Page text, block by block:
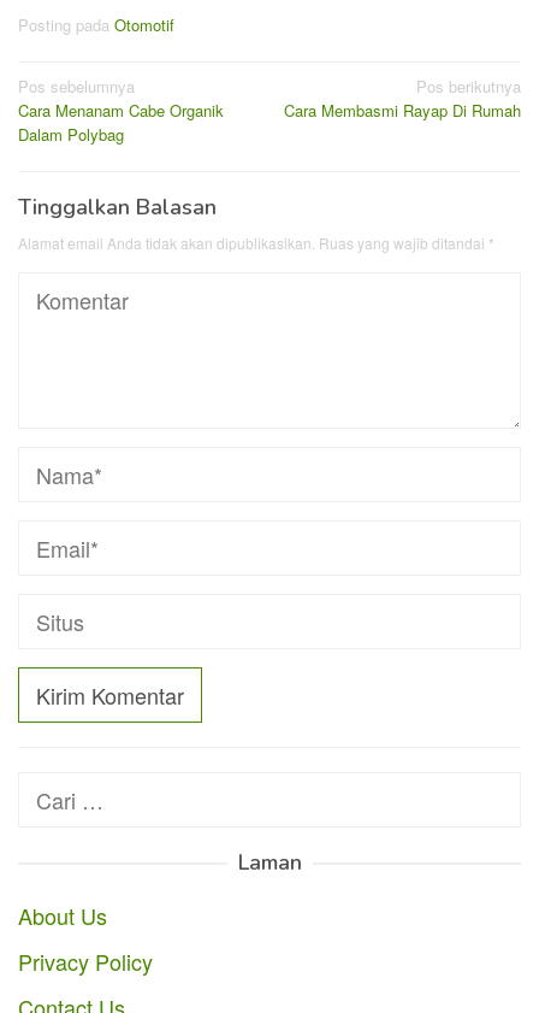
Posting pada Otomotif
Navigasi
pos
Pos sebelumnya
Cara Menanam Cabe Organik
Dalam Polybag
Pos berikutnya
Cara Membasmi Rayap Di Rumah
Tinggalkan Balasan
Alamat email Anda tidak akan dipublikasikan. Ruas yang wajib ditandai *
Cari
Laman
About Us
Privacy Policy
Contact Us